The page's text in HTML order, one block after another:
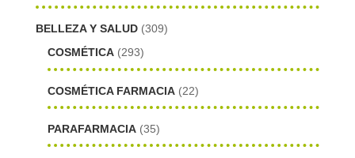
BELLEZA Y SALUD (309)
COSMÉTICA (293)
COSMÉTICA FARMACIA (22)
PARAFARMACIA (35)